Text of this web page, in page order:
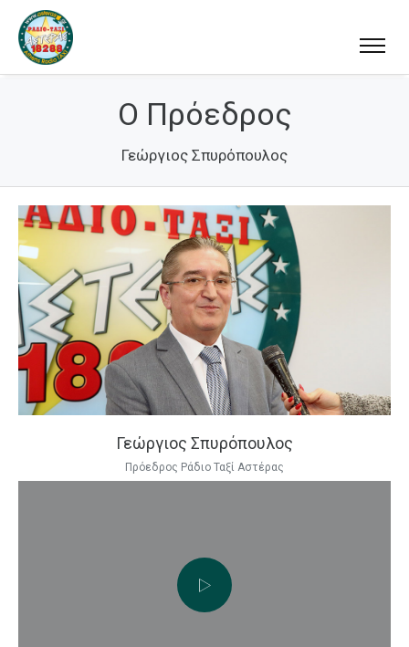
Ο Πρόεδρος
Γεώργιος Σπυρόπουλος
Γεώργιος Σπυρόπουλος
Πρόεδρος Ράδιο Ταξί Αστέρας